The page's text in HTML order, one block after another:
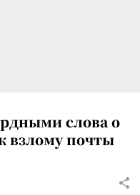
слова о
взлому почты